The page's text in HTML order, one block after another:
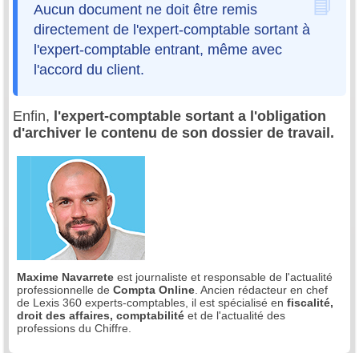
Aucun document ne doit être remis
directement de l'expert-comptable sortant à
l'expert-comptable entrant, même avec
l'accord du client.
Enfin, l'expert-comptable sortant a l'obligation
d'archiver le contenu de son dossier de travail.
Maxime Navarrete est journaliste et responsable de l'actualité
professionnelle de Compta Online . Ancien rédacteur en chef
de Lexis 360 experts-comptables, il est spécialisé en fiscalité,
droit des affaires, comptabilité et de l'actualité des
professions du Chiffre.